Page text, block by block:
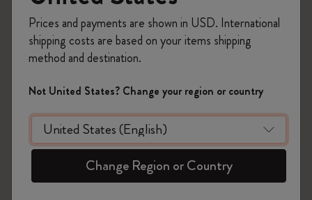
zoom.cta
Prices and payments are shown in USD. International
shipping costs are based on your items shipping
method and destination.
Not United States? Change your region or country
Change Region or Country